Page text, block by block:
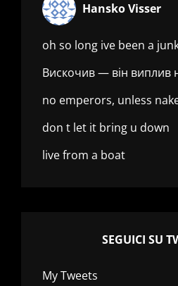
Hansko Visser
oh so long ive been a
Вискочив — він виплив
no emperors, unless
don t let it bring u down
live from a boat
SEGUICI SU
My Tweets